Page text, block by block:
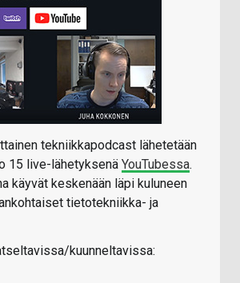
tekniikkapodcast lähetetään
15 live-lähetyksenä YouTubessa.
käyvät keskenään läpi kuluneen
tietotekniikka- ja
kuunneltavissa: